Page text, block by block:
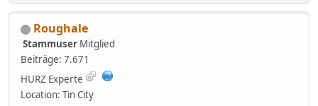
Roughale
Stammuser Mitglied
Beiträge: 7.671
HURZ Experte
Location: Tin City